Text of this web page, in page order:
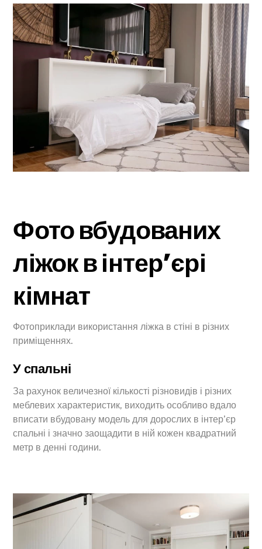
Фото вбудованих
ліжок в інтер’єрі
кімнат
Фотоприклади використання ліжка в стіні в різних
приміщеннях.
У спальні
За рахунок величезної кількості різновидів і різних
меблевих характеристик, виходить особливо вдало
вписати вбудовану модель для дорослих в інтер’єр
спальні і значно заощадити в ній кожен квадратний
метр в денні години.